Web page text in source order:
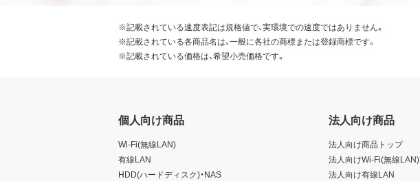
※記載されている速度表記は規格値で、実環境での速度ではありません。
※記載されている各商品名は、一般に各社の商標または登録商標です。
※記載されている価格は、希望小売価格です。
個人向け商品
Wi-Fi(無線LAN)
有線LAN
HDD(ハードディスク)・NAS
法人向け商品
法人向け商品トップ
法人向けWi-Fi(無線LAN)
法人向け有線LAN